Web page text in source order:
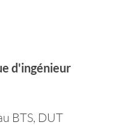
d'ingénieur
BTS, DUT